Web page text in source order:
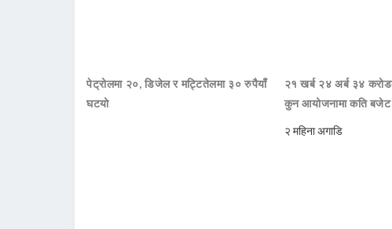
पेट्रोलमा २०, डिजेल र मट्टितेलमा ३० रुपैयाँ
घटयो
२१ खर्ब २४ अर्ब ३४
कुन आयोजनामा कति बजेट
२ महिना अगाडि